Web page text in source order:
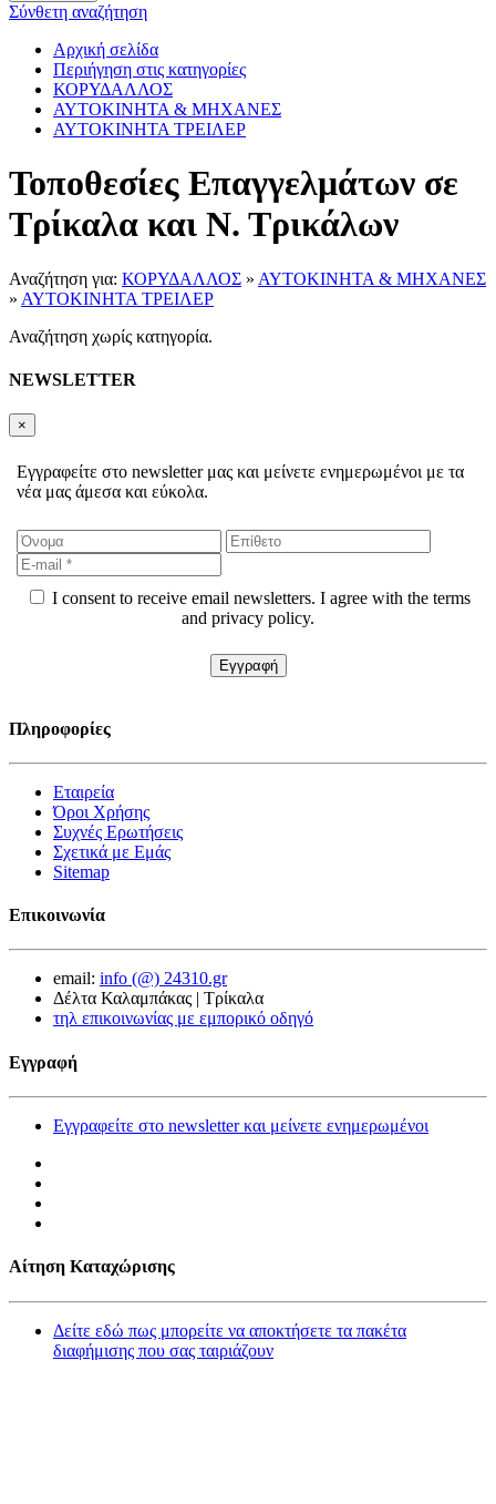
Σύνθετη αναζήτηση
Αρχική σελίδα
Περιήγηση στις κατηγορίες
ΚΟΡΥΔΑΛΛΟΣ
ΑΥΤΟΚΙΝΗΤΑ & ΜΗΧΑΝΕΣ
ΑΥΤΟΚΙΝΗΤΑ ΤΡΕΙΛΕΡ
Τοποθεσίες Επαγγελμάτων σε
Τρίκαλα και Ν. Τρικάλων
Αναζήτηση για: ΚΟΡΥΔΑΛΛΟΣ » ΑΥΤΟΚΙΝΗΤΑ & ΜΗΧΑΝΕΣ
» ΑΥΤΟΚΙΝΗΤΑ ΤΡΕΙΛΕΡ
Αναζήτηση χωρίς κατηγορία.
NEWSLETTER
×
Εγγραφείτε στο newsletter μας και μείνετε ενημερωμένοι με τα
νέα μας άμεσα και εύκολα.
I consent to receive email newsletters. I agree with the terms
and privacy policy.
Πληροφορίες
Εταιρεία
Όροι Χρήσης
Συχνές Ερωτήσεις
Σχετικά με Εμάς
Sitemap
Επικοινωνία
email: info (@) 24310.gr
Δέλτα Καλαμπάκας | Τρίκαλα
τηλ επικοινωνίας με εμπορικό οδηγό
Εγγραφή
Εγγραφείτε στο newsletter και μείνετε ενημερωμένοι
Αίτηση Καταχώρισης
Δείτε εδώ πως μπορείτε να αποκτήσετε τα πακέτα
διαφήμισης που σας ταιριάζουν